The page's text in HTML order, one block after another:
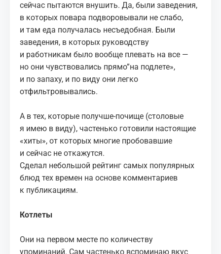
сейчас пытаются внушить. Да, были заведения,
в которых повара подворовывали не слабо,
и там еда получалась несъедобная. Были
заведения, в которых руководству
и работникам было вообще плевать на все —
но они чувствовались прямо”на подлете»,
и по запаху, и по виду они легко
отфильтровывались.
А в тех, которые получше-почище (столовые
я имею в виду), частенько готовили настоящие
«хиты», от которых многие пробовавшие
и сейчас не откажутся.
Сделал небольшой рейтинг самых популярных
блюд тех времен на основе комментариев
к публикациям.
Котлеты
Они на первом месте по количеству
упоминаний. Сам частенько вспоминаю вкус